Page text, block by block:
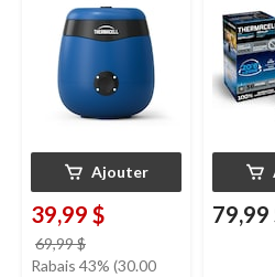
Ajouter
39,99 $
69,99 $
était
Rabais 43% (30.00
charbon
79,99